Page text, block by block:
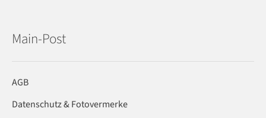
Main-Post
AGB
Datenschutz & Fotovermerke